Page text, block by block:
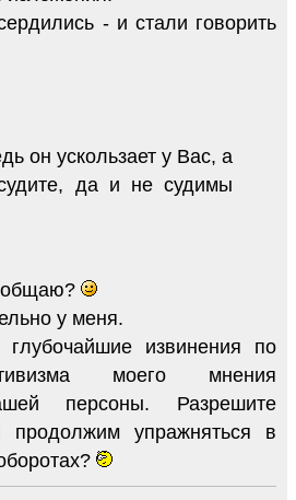
- и стали говорить
он ускользает у Вас, а
да и не судимы
у меня.
извинения по
моего мнения
персоны. Разрешите
продолжим упражняться в